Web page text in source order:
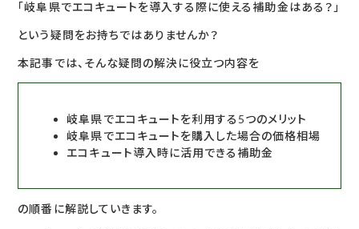
「岐阜県でエコキュートを導入する際に使える補助金はある？」
という疑問をお持ちではありませんか？
本記事では、そんな疑問の解決に役立つ内容を
岐阜県でエコキュートを利用する5つのメリット
岐阜県でエコキュートを購入した場合の価格相場
エコキュート導入時に活用できる補助金
の順番に解説していきます。